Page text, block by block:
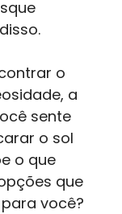
o
a
sente
o sol
o que
que
você?